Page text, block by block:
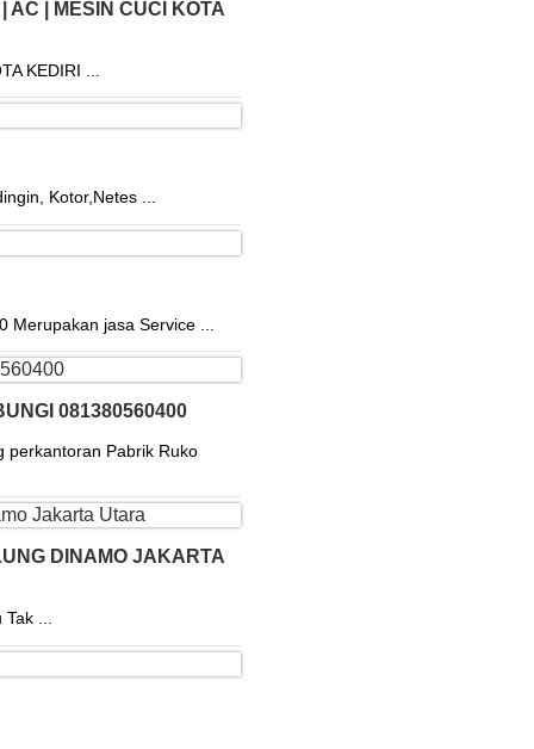
AC | MESIN CUCI KOTA
KEDIRI ...
Kotor,Netes ...
Merupakan jasa Service ...
081380560400
perkantoran Pabrik Ruko
DINAMO JAKARTA
Tak ...